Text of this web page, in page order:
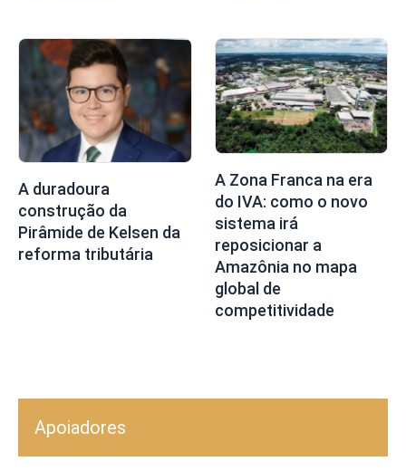
A duradoura
construção da
Pirâmide de Kelsen da
reforma tributária
A Zona Franca na era
do IVA: como o novo
sistema irá
reposicionar a
Amazônia no mapa
global de
competitividade
Apoiadores